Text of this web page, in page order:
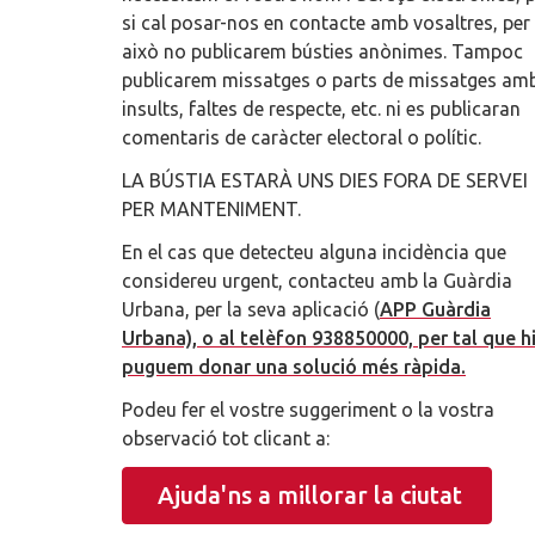
si cal posar-nos en contacte amb vosaltres, per
això no publicarem bústies anònimes. Tampoc
publicarem missatges o parts de missatges
insults, faltes de respecte, etc. ni es publicaran
comentaris de caràcter electoral o polític.
LA BÚSTIA ESTARÀ UNS DIES FORA DE SERVEI
PER MANTENIMENT.
En el cas que detecteu alguna incidència que
considereu urgent, contacteu amb la Guàrdia
Urbana, per la seva aplicació (APP Guàrdia
Urbana), o al telèfon 938850000, per tal que hi
puguem donar una solució més ràpida.
Podeu fer el vostre suggeriment o la vostra
observació tot clicant a:
Ajuda'ns a millorar la ciutat